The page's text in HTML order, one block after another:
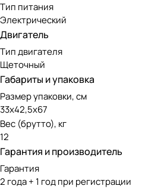
Тип питания
Электрический
Двигатель
Тип двигателя
Щеточный
Габариты и упаковка
Размер упаковки, см
33х42,5х67
Вес (брутто), кг
12
Гарантия и производитель
Гарантия
2 года + 1 год при регистрации